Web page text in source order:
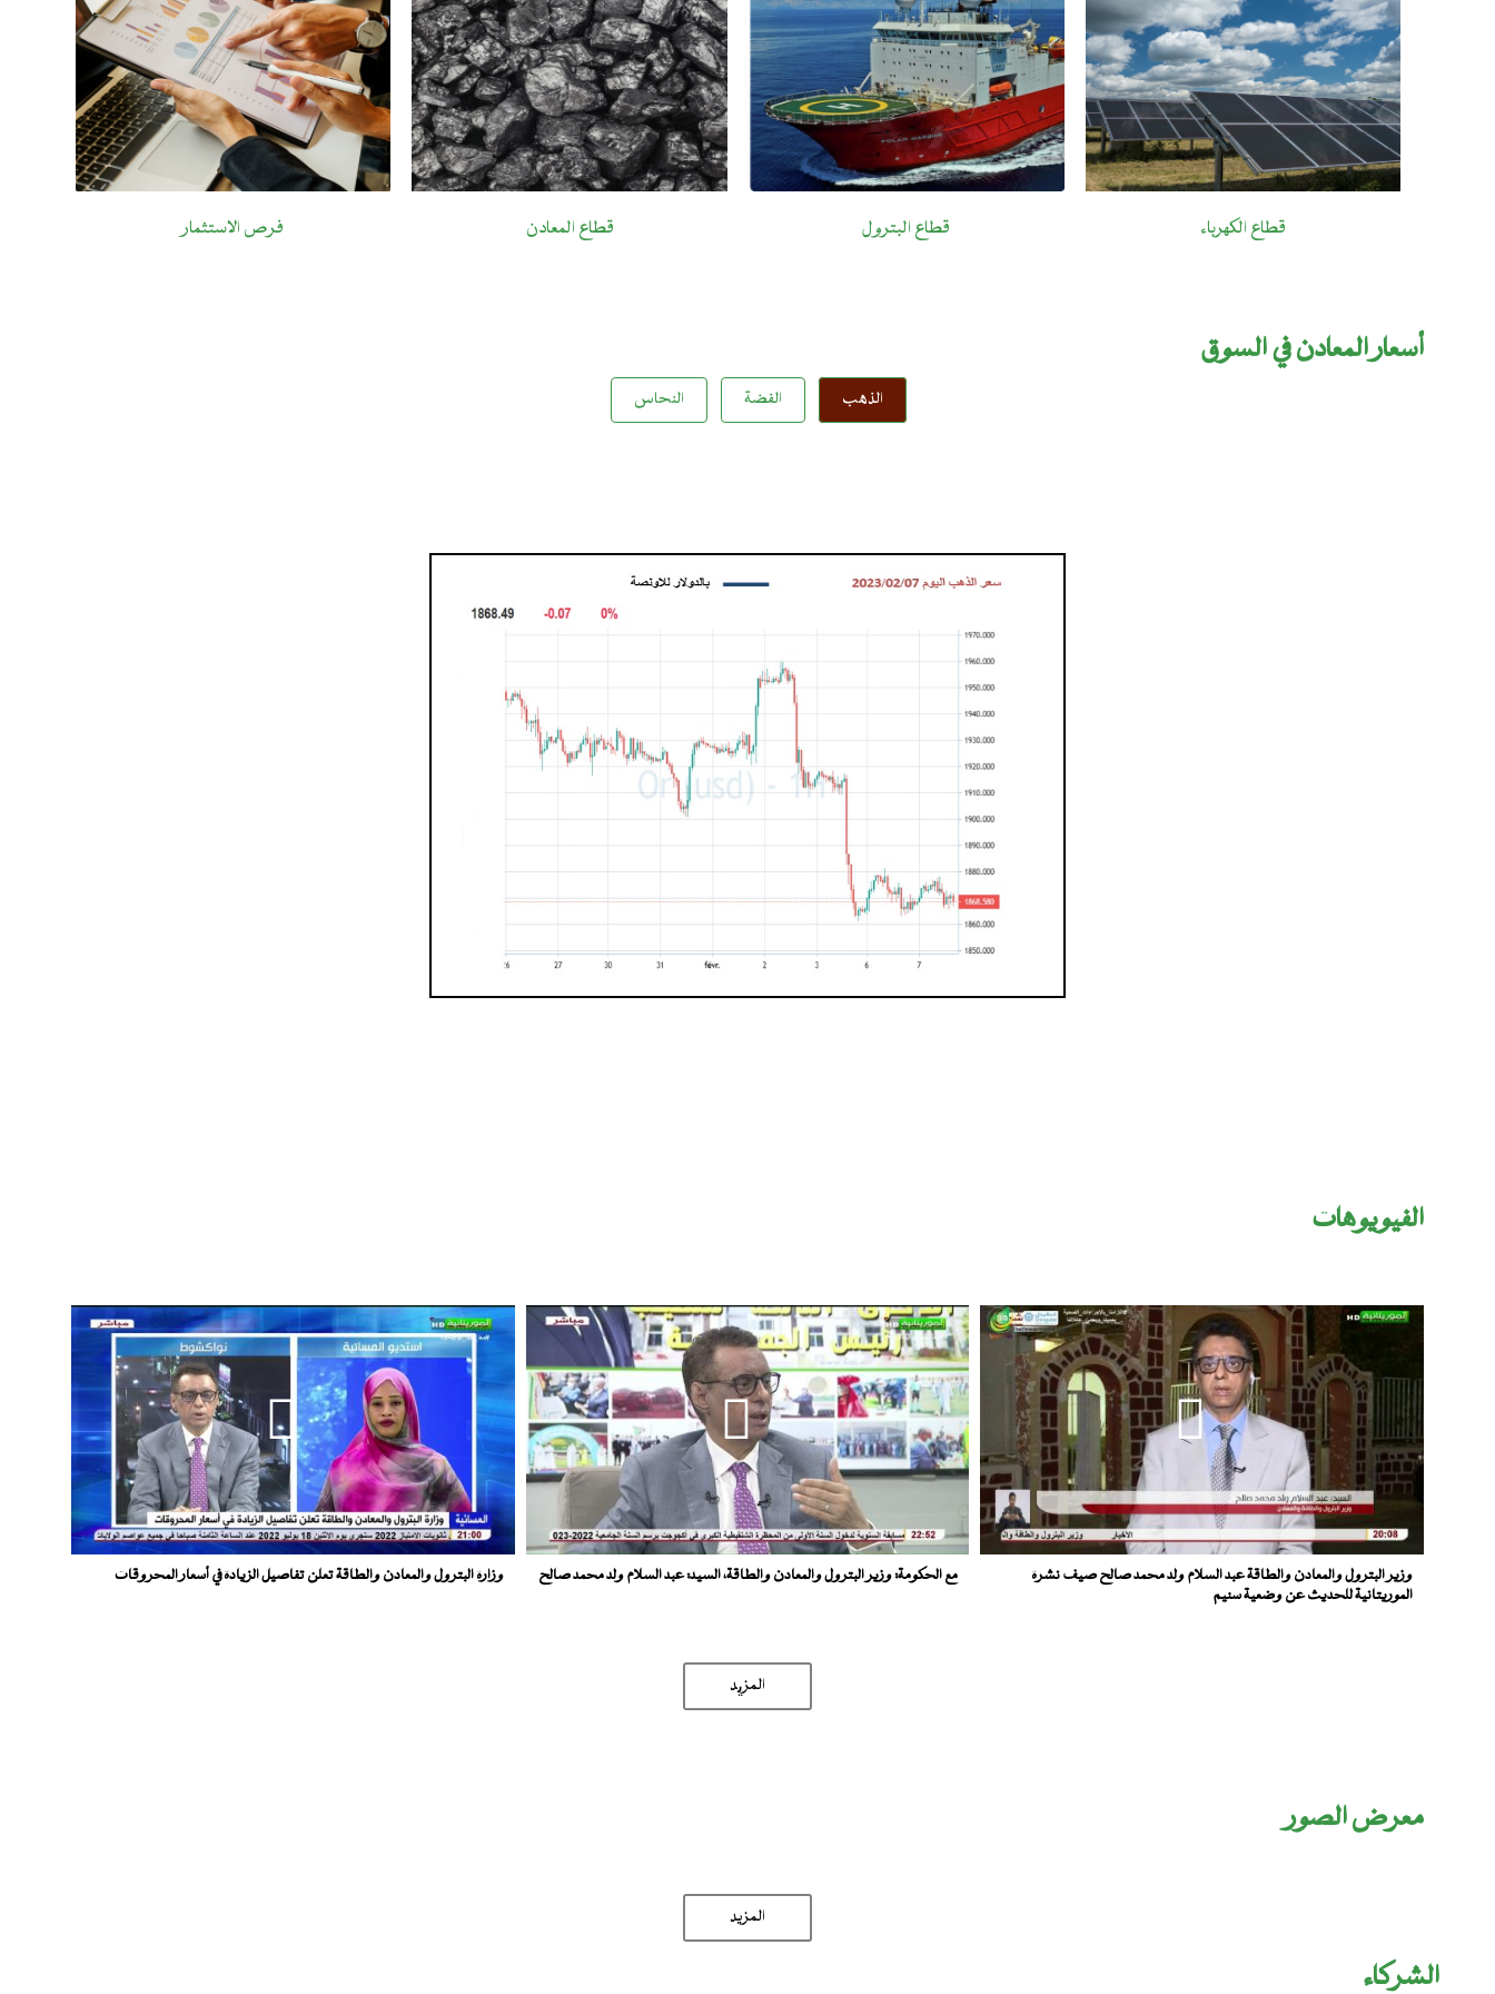
قطاع الكهرباء قطاع البترول قطاع المعادن فرص الاستثمار
أسعار المعادن في السوق
الذهب الفضة النحاس
اﻟﻔﻴﻮﻳﻮﻫﺎت
وزارة البترول والمعادن والطاقة تعلن تفاصيل الزيادة في أسعار المحروقات مع الحكومة: وزير البترول والمعادن والطاقة، السيد: عبد السلام ولد محمد صالح
وزير البترول والمعادن والطاقة عبد السلام ولد محمد صالح صيف نشرة
الموريتانية للحديث عن وضعية سنيم
المزید
معرض الصور
المزيد
الشركاء